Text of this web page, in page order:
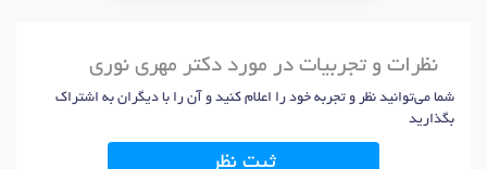
نظرات و تجربیات در مورد دکتر مهری نوری
شما می‌توانید نظر و تجربه خود را اعلام کنید و آن را با دیگران به اشتراک
بگذارید
ثبت نظر